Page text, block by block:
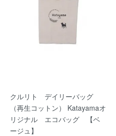
クルリト デイリーバッグ
（再生コットン） Katayamaオ
リジナル エコバッグ 【ベ
ージュ】